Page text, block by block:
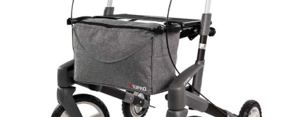
afbeeldingen-